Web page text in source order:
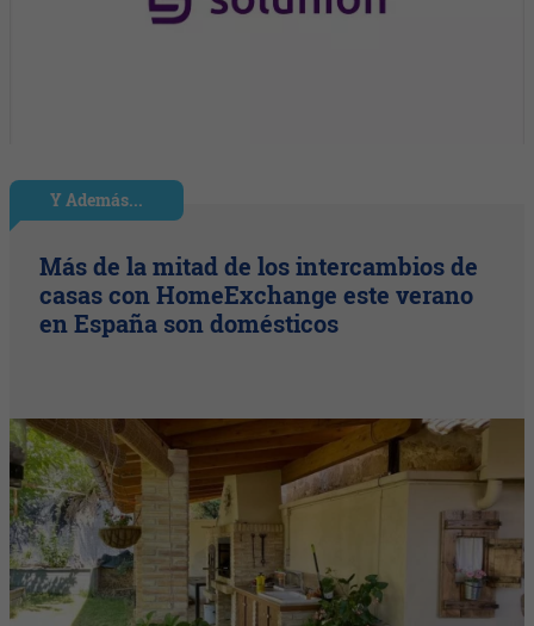
Y Además...
Más de la mitad de los intercambios de
casas con HomeExchange este verano
en España son domésticos